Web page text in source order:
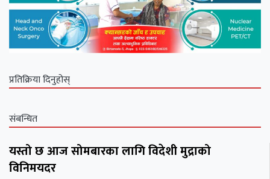
प्रतिक्रिया दिनुहोस्
संबन्धित
यस्तो छ आज सोमबारका लागि विदेशी मुद्राको
विनिमयदर